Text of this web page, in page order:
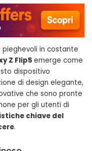
in costante
Z Flip5 emerge come
dispositivo
di design elegante,
che sono pronte
per gli utenti di
chiave del
.